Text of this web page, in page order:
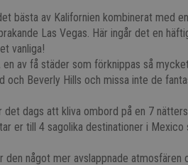
bästa av Kalifornien kombinerat med
Las Vegas. Här ingår det en
vanliga!
en av få städer som förknippas så
och Beverly Hills och missa inte de
dags att kliva ombord på en 7
er till 4 sagolika destinationer i Mexico
den något mer avslappnade